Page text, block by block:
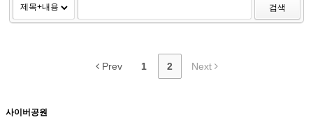
검색
Prev 1 2 Next
사이버공원